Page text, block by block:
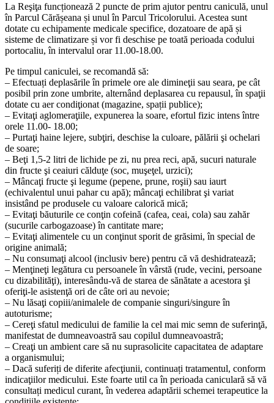
La Reşiţa funcționează 2 puncte de prim ajutor pentru caniculă, unul
în Parcul Cărășeana și unul în Parcul Tricolorului. Acestea sunt
dotate cu echipamente medicale specifice, dozatoare de apă și
sisteme de climatizare și vor fi deschise pe toată perioada codului
portocaliu, în intervalul orar 11.00-18.00.
Pe timpul caniculei, se recomandă să:
– Efectuați deplasările în primele ore ale dimineţii sau seara, pe cât
posibil prin zone umbrite, alternând deplasarea cu repausul, în spaţii
dotate cu aer condiţionat (magazine, spații publice);
– Evitaţi aglomeraţiile, expunerea la soare, efortul fizic intens între
orele 11.00- 18.00;
– Purtaţi haine lejere, subţiri, deschise la culoare, pălării şi ochelari
de soare;
– Beţi 1,5-2 litri de lichide pe zi, nu prea reci, apă, sucuri naturale
din fructe şi ceaiuri călduţe (soc, muşeţel, urzici);
– Mâncaţi fructe şi legume (pepene, prune, roşii) sau iaurt
(echivalentul unui pahar cu apă); mâncaţi echilibrat şi variat
insistând pe produsele cu valoare calorică mică;
– Evitaţi băuturile ce conţin cofeină (cafea, ceai, cola) sau zahăr
(sucurile carbogazoase) în cantitate mare;
– Evitaţi alimentele cu un conţinut sporit de grăsimi, în special de
origine animală;
– Nu consumaţi alcool (inclusiv bere) pentru că vă deshidratează;
– Menţineţi legătura cu persoanele în vârstă (rude, vecini, persoane
cu dizabilităţi), interesându-vă de starea de sănătate a acestora şi
oferiţi-le asistenţă ori de câte ori au nevoie;
– Nu lăsaţi copiii/animalele de companie singuri/singure în
autoturisme;
– Cereţi sfatul medicului de familie la cel mai mic semn de suferinţă,
manifestat de dumneavoastră sau copilul dumneavoastră;
– Creaţi un ambient care să nu suprasolicite capacitatea de adaptare
a organismului;
– Dacă suferiți de diferite afecţiunii, continuați tratamentul, conform
indicaţiilor medicului. Este foarte util ca în perioada caniculară să vă
consultați medicul curant, în vederea adaptării schemei terapeutice la